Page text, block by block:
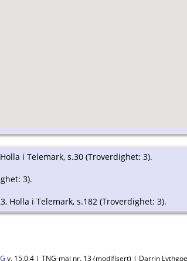
i Telemark, s.30 (Troverdighet: 3).
3).
Holla i Telemark, s.182 (Troverdighet: 3).
v. 15.0.4 | TNG-mal nr. 13 (modifisert) | Darrin